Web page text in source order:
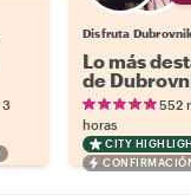
3
Disfruta
Lo más
de
552
horas
CITY